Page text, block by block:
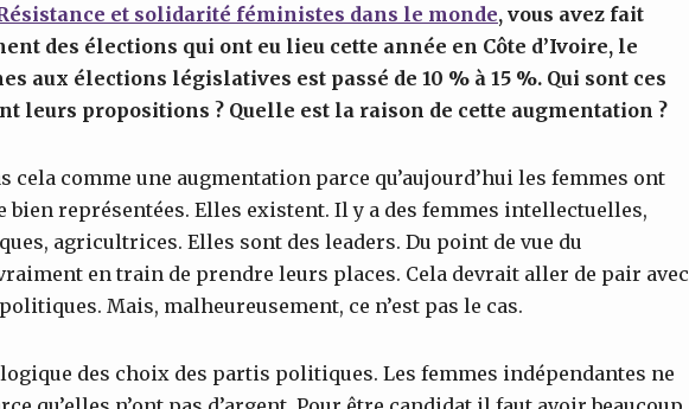
et solidarité féministes dans le monde, vous avez fait
des élections qui ont eu lieu cette année en Côte d’Ivoire, le
aux élections législatives est passé de 10 % à 15 %. Qui sont ces
leurs propositions ? Quelle est la raison de cette augmentation ?
cela comme une augmentation parce qu’aujourd’hui les femmes ont
bien représentées. Elles existent. Il y a des femmes intellectuelles,
agricultrices. Elles sont des leaders. Du point de vue du
en train de prendre leurs places. Cela devrait aller de pair avec
Mais, malheureusement, ce n’est pas le cas.
des choix des partis politiques. Les femmes indépendantes ne